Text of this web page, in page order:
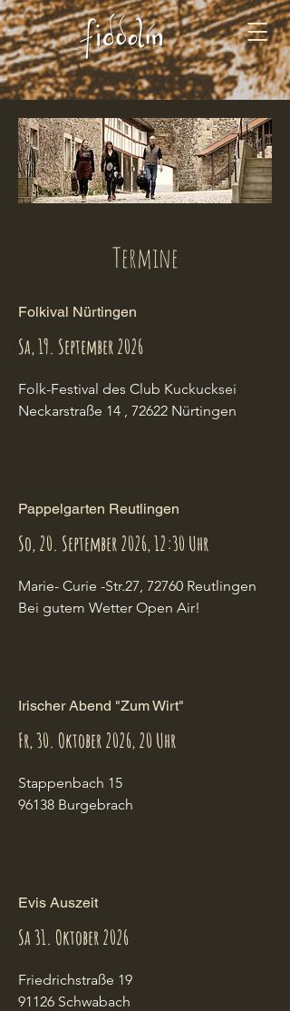
Termine
Folkival Nürtingen
Sa, 19. September 2026
Folk-Festival des Club Kuckucksei
Neckarstraße 14 , 72622 Nürtingen
Pappelgarten Reutlingen
So, 20. September 2026, 12:30 Uhr
Marie- Curie -Str.27, 72760 Reutlingen
Bei gutem Wetter Open Air!
Irischer Abend "Zum Wirt"
Fr, 30. Oktober 2026, 20 Uhr
Stappenbach 15
96138 Burgebrach
Evis Auszeit
Sa 31. Oktober 2026
Friedrichstraße 19
91126 Schwabach